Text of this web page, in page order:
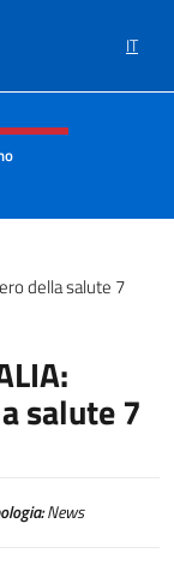
IT
menù
della salute 7
salute 7
News